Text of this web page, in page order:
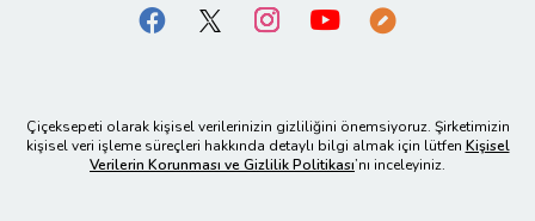
Çiçeksepeti olarak kişisel verilerinizin gizliliğini önemsiyoruz. Şirketimizin
kişisel veri işleme süreçleri hakkında detaylı bilgi almak için lütfen Kişisel
Verilerin Korunması ve Gizlilik Politikası’nı inceleyiniz.